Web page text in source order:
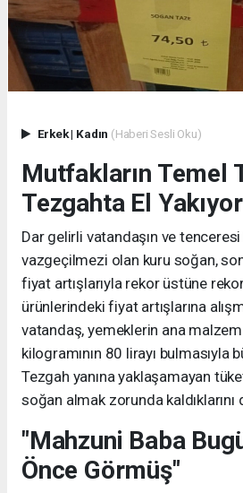
Erkek| Kadın (Haberi Sesli Oku)
Mutfakların Temel
Tezgahta El Yakıyor
Dar gelirli vatandaşın ve
vazgeçilmezi olan kuru soğan,
fiyat artışlarıyla rekor üstüne
ürünlerindeki fiyat artışlarına
vatandaş, yemeklerin ana
kilogramının 80 lirayı bulmasıyla
Tezgah yanına yaklaşamayan
soğan almak zorunda kaldıklarını
"Mahzuni Baba
Önce Görmüş"